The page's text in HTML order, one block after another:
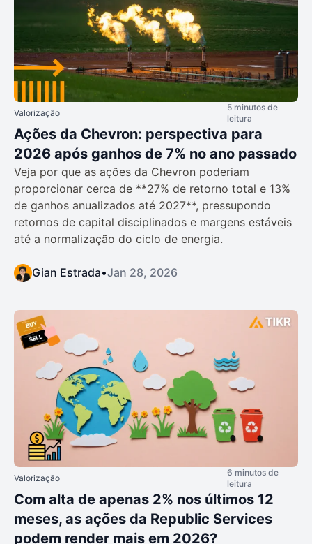
Valorização
5 minutos de
leitura
Ações da Chevron: perspectiva para
2026 após ganhos de 7% no ano passado
Veja por que as ações da Chevron poderiam
proporcionar cerca de **27% de retorno total e 13%
de ganhos anualizados até 2027**, pressupondo
retornos de capital disciplinados e margens estáveis
até a normalização do ciclo de energia.
Gian Estrada•Jan 28, 2026
Valorização
6 minutos de
leitura
Com alta de apenas 2% nos últimos 12
meses, as ações da Republic Services
podem render mais em 2026?